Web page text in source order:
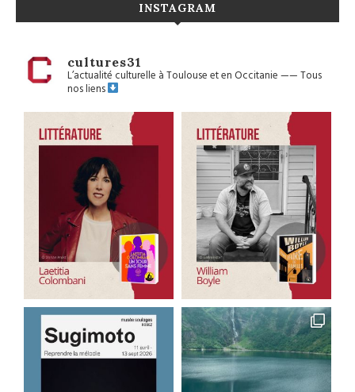
INSTAGRAM
cultures31
L’actualité culturelle à Toulouse et en Occitanie——Tous
nos liens